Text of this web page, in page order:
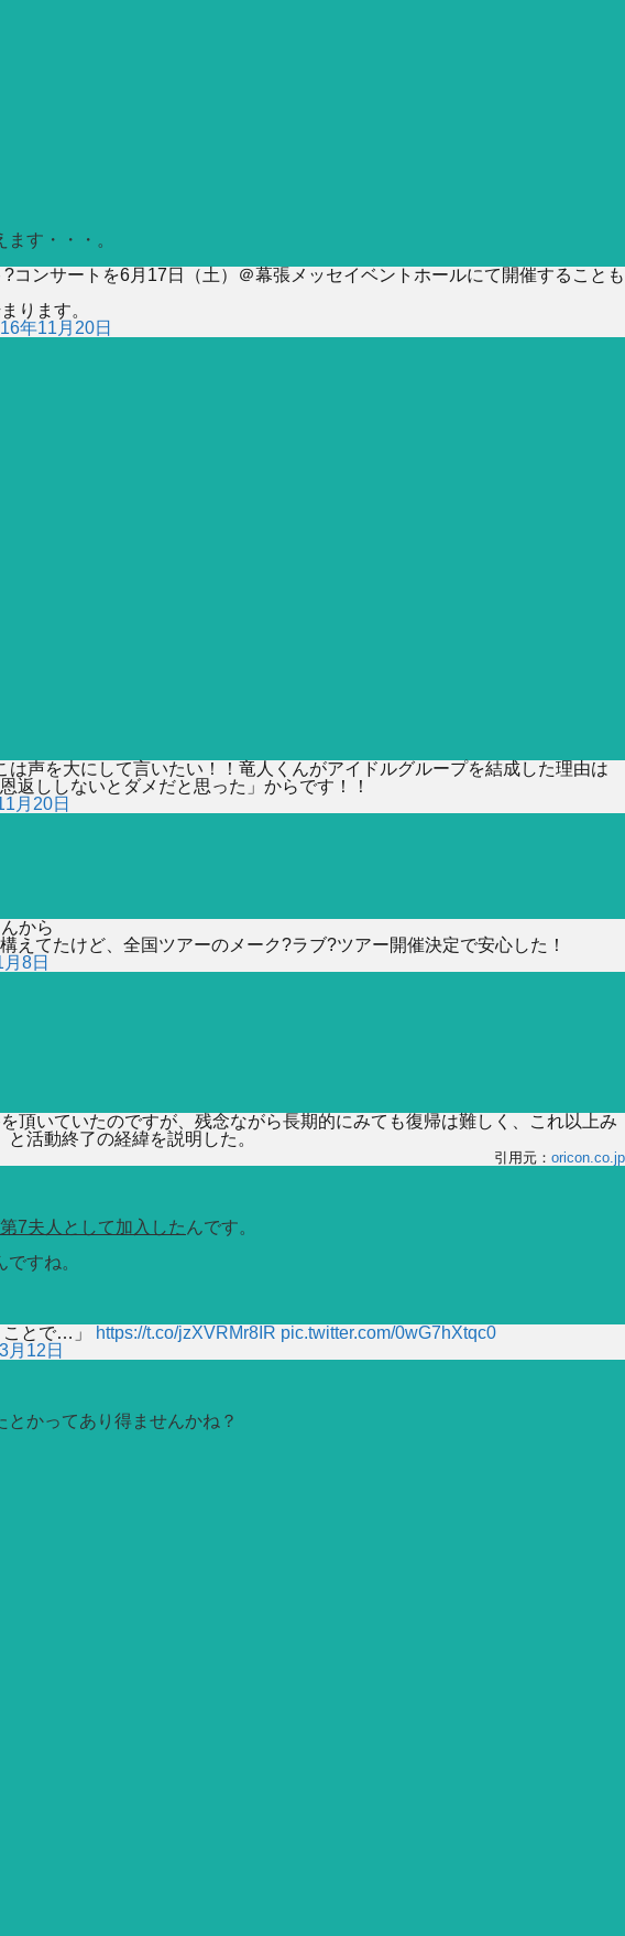
す・・・。
ンサートを6月17日（土）＠幕張メッセイベントホールにて開催することも
ります。
年11月20日
声を大にして言いたい！！竜人くんがアイドルグループを結成した理由は
返ししないとダメだと思った」からです！！
月20日
から
てたけど、全国ツアーのメーク?ラブ?ツアー開催決定で安心した！
8日
頂いていたのですが、残念ながら長期的にみても復帰は難しく、これ以上み
活動終了の経緯を説明した。
引用元： oricon.co.jp
7夫人として加入した んです。
すね。
ことで…」
https://t.co/jzXVRMr8IR pic.twitter.com/0wG7hXtqc0
月12日
かってあり得ませんかね？